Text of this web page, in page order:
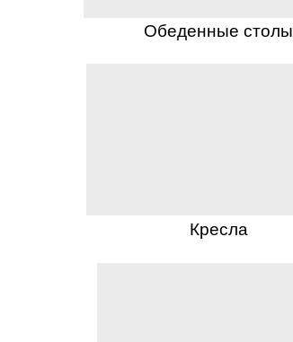
Обеденные столы
Кресла